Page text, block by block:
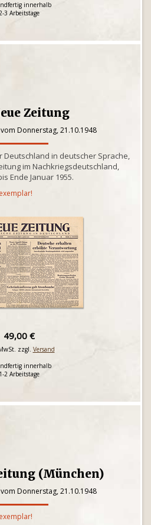
innerhalb
3 Arbeitstage
Zeitung
Donnerstag, 21.10.1948
Deutschland in deutscher Sprache,
im Nachkriegsdeutschland,
Ende Januar 1955.
49,00 €
zzgl. Versand
innerhalb
1-2 Arbeitstage
(München)
Donnerstag, 21.10.1948